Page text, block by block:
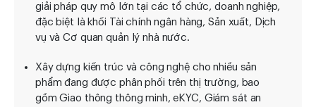
giải pháp quy mô lớn tại các tổ chức, doanh nghiệp,
đặc biệt là khối Tài chính ngân hàng, Sản xuất, Dịch
vụ và Cơ quan quản lý nhà nước.
Xây dựng kiến trúc và công nghệ cho nhiều sản
phẩm đang được phân phối trên thị trường, bao
gồm Giao thông thông minh, eKYC, Giám sát an